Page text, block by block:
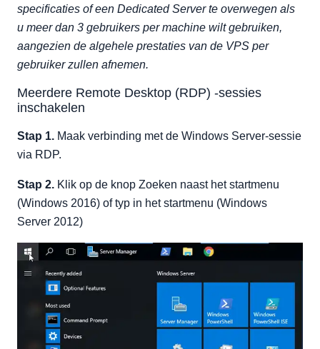
specificaties of een Dedicated Server te overwegen als
u meer dan 3 gebruikers per machine wilt gebruiken,
aangezien de algehele prestaties van de VPS per
gebruiker zullen afnemen.
Meerdere Remote Desktop (RDP) -sessies
inschakelen
Stap 1. Maak verbinding met de Windows Server-sessie
via RDP.
Stap 2. Klik op de knop Zoeken naast het startmenu
(Windows 2016) of typ in het startmenu (Windows
Server 2012)